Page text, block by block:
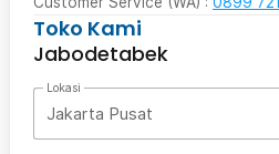
Toko Kami
Jabodetabek
Lokasi
Jakarta Pusat